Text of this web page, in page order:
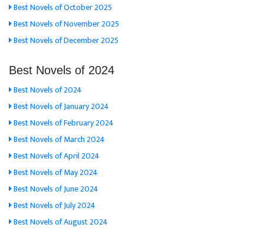
Best Novels of October 2025
Best Novels of November 2025
Best Novels of December 2025
Best Novels of 2024
Best Novels of 2024
Best Novels of January 2024
Best Novels of February 2024
Best Novels of March 2024
Best Novels of April 2024
Best Novels of May 2024
Best Novels of June 2024
Best Novels of July 2024
Best Novels of August 2024